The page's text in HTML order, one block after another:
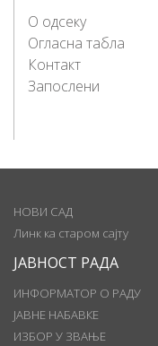
О одсеку
Огласна табла
Контакт
Запослени
НОВИ САД
Линк ка старом сајту
ЈАВНОСТ РАДА
ИНФОРМАТОР О РАДУ
ЈАВНЕ НАБАВКЕ
ИЗБОР У ЗВАЊЕ